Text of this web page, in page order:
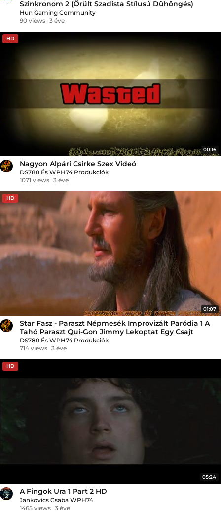
Szinkronom 2 (Őrült Szadista Stílusú Dühöngés)
Hun Gaming Community
90 views 3 éve
HD
00:16
Nagyon Alpári Csirke Szex Videó
DS780 És WPH74 Produkciók
1071 views 3 éve
HD
01:07
Star Fasz - Paraszt Népmesék Improvizált Paródia 1 A
Tahó Paraszt Qui-Gon Jimmy Lekoptat Egy Csajt
DS780 És WPH74 Produkciók
714 views 3 éve
HD
05:24
A Fingok Ura 1 Part 2 HD
Jankovics Csaba WPH74
1465 views 3 éve